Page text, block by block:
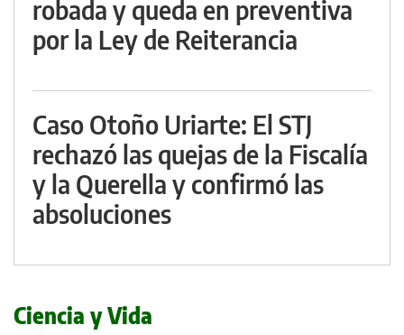
robada y queda en preventiva
por la Ley de Reiterancia
Caso Otoño Uriarte: El STJ
rechazó las quejas de la Fiscalía
y la Querella y confirmó las
absoluciones
Ciencia y Vida